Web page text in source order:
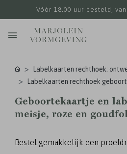
Vóór 18.00 uur besteld,
Labelkaarten rechthoek:
Labelkaarten rechthoek
Geboortekaartje en
meisje, roze en
Bestel gemakkelijk een